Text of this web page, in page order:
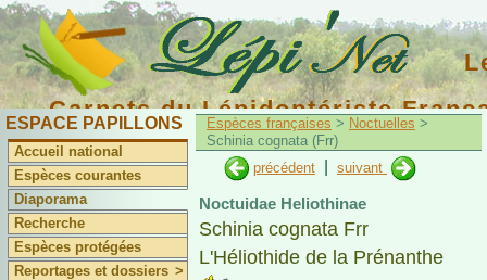
Carnets du Lépidoptériste
ESPACE PAPILLONS
Accueil national
Espèces courantes
Diaporama
Recherche
Espèces protégées
Reportages et dossiers >
Espèces françaises > Noctuelles >
Schinia cognata (Frr)
précédent
suivant
Noctuidae Heliothinae
Schinia cognata Frr
L'Héliothide de la Prénanthe